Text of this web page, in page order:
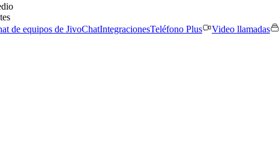
de equipos de JivoChatIntegracionesTeléfono Plus Video llamadas